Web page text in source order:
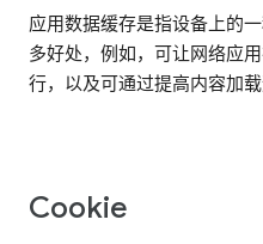
应用数据缓存是指设备上的
多好处，例如，可让网络应
行，以及可通过提高内容加
Cookie